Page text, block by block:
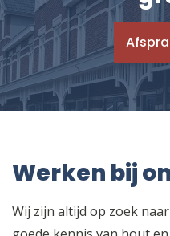
Werken bij
Wij zijn altijd op zoek